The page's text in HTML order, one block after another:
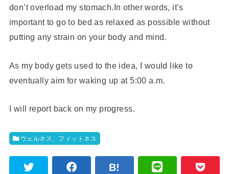
don’t overload my stomach.In other words, it’s
important to go to bed as relaxed as possible without
putting any strain on your body and mind.
As my body gets used to the idea, I would like to
eventually aim for waking up at 5:00 a.m.
I will report back on my progress.
ウェルネス、フィットネス